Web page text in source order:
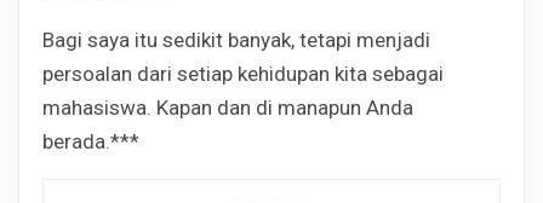
Bagi saya itu sedikit banyak, tetapi menjadi
persoalan dari setiap kehidupan kita sebagai
mahasiswa. Kapan dan di manapun Anda
berada.***